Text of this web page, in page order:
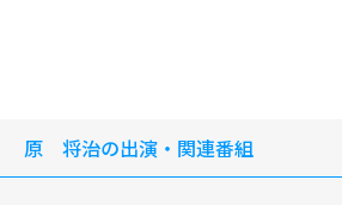
原 将治の出演・関連番組